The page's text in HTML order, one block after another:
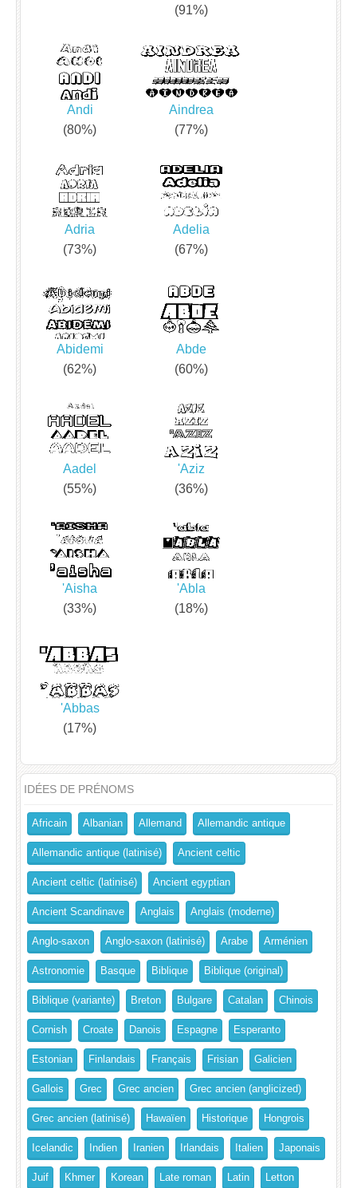
(91%)
Andi
(80%)
Aindrea
(77%)
Adria
(73%)
Adelia
(67%)
Abidemi
(62%)
Abde
(60%)
Aadel
(55%)
'Aziz
(36%)
'Aisha
(33%)
'Abla
(18%)
'Abbas
(17%)
IDÉES DE PRÉNOMS
Africain Albanian Allemand Allemandic antique
Allemandic antique (latinisé) Ancient celtic
Ancient celtic (latinisé) Ancient egyptian
Ancient Scandinave Anglais Anglais (moderne)
Anglo-saxon Anglo-saxon (latinisé) Arabe Arménien
Astronomie Basque Biblique Biblique (original)
Biblique (variante) Breton Bulgare Catalan Chinois
Cornish Croate Danois Espagne Esperanto
Estonian Finlandais Français Frisian Galicien
Gallois Grec Grec ancien Grec ancien (anglicized)
Grec ancien (latinisé) Hawaïen Historique Hongrois
Icelandic Indien Iranien Irlandais Italien Japonais
Juif Khmer Korean Late roman Latin Letton